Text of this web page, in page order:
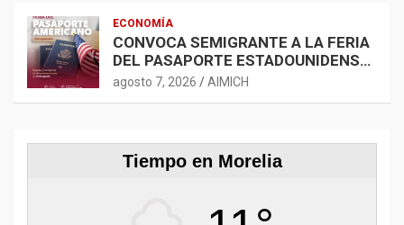
ECONOMÍA
CONVOCA SEMIGRANTE A LA FERIA
DEL PASAPORTE ESTADOUNIDENSE
2026
agosto 7, 2026 AIMICH
Tiempo en Morelia